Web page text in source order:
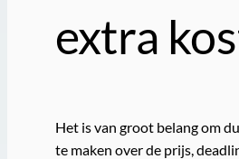
extra
Het is van groot belang om
te maken over de prijs,